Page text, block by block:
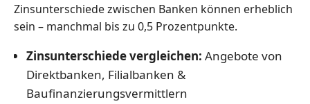
Zinsunterschiede zwischen Banken können erheblich
sein – manchmal bis zu 0,5 Prozentpunkte.
Zinsunterschiede vergleichen: Angebote von
Direktbanken, Filialbanken &
Baufinanzierungsvermittlern